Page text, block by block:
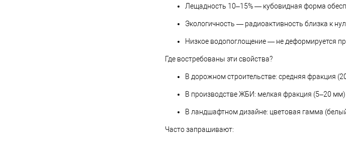
Лещадность 10–15% — кубовидная форма
Экологичность — радиоактивность близка к
Низкое водопоглощение — не деформируется
Где востребованы эти свойства?
В дорожном строительстве: средняя фракция
В производстве ЖБИ: мелкая фракция (5–20
В ландшафтном дизайне: цветовая гамма
Часто запрашивают: